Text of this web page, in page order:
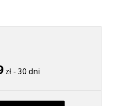
zł - 30 dni